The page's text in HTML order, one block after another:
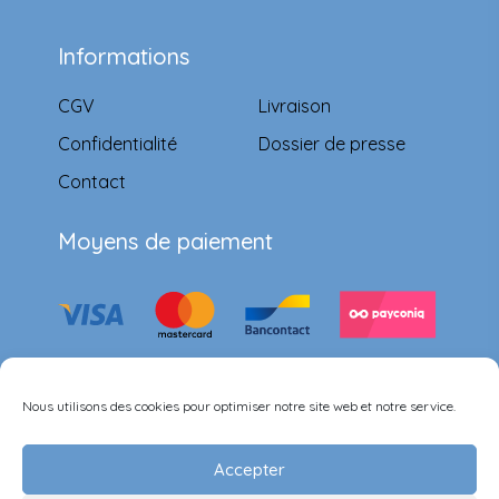
Nous utilisons des cookies pour optimiser notre site web et notre service.
Accepter
Informations
CGV
Confidentialité
Contact
Livraison
Dossier de presse
Moyens de paiement